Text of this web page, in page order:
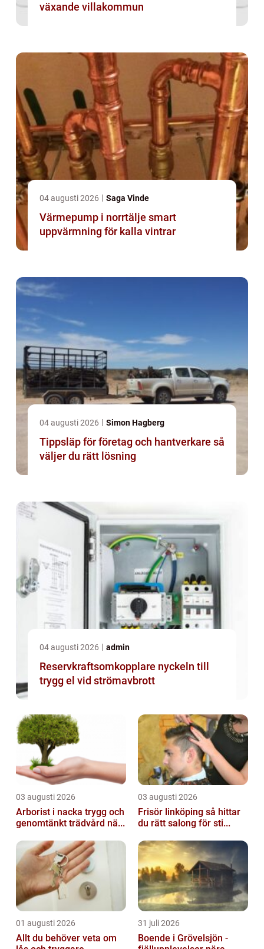
växande villakommun
04 augusti 2026 Saga Vinde
Värmepump i norrtälje smart
uppvärmning för kalla vintrar
04 augusti 2026 Simon Hagberg
Tippsläp för företag och hantverkare så
väljer du rätt lösning
04 augusti 2026 admin
Reservkraftsomkopplare nyckeln till
trygg el vid strömavbrott
03 augusti 2026
Arborist i nacka trygg och
genomtänkt trädvård nä...
03 augusti 2026
Frisör linköping så hittar
du rätt salong för sti...
01 augusti 2026
Allt du behöver veta om
31 juli 2026
Boende i Grövelsjön -